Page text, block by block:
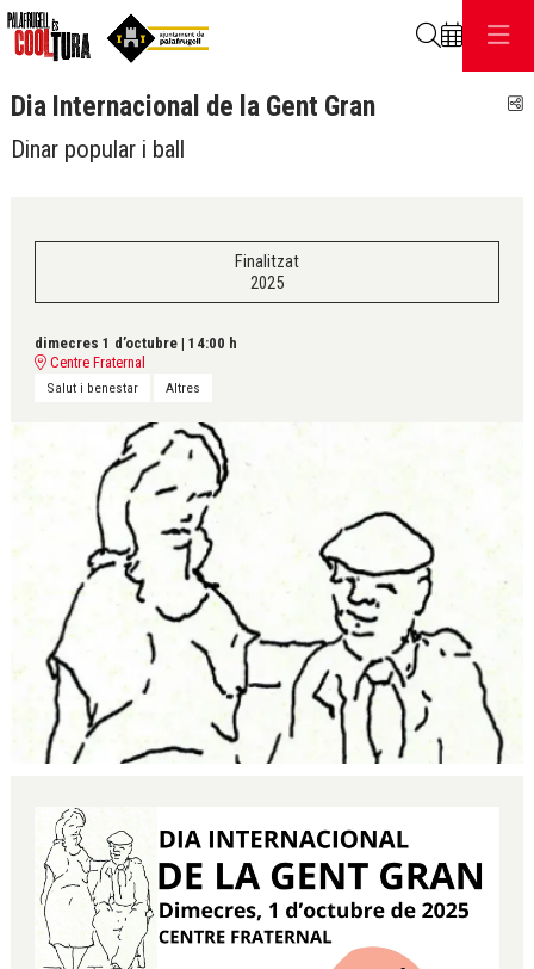
Dia Internacional de la Gent Gran
Dinar popular i ball
Finalitzat
2025
dimecres 1 d’octubre | 14:00 h
Centre Fraternal
Salut i benestar Altres